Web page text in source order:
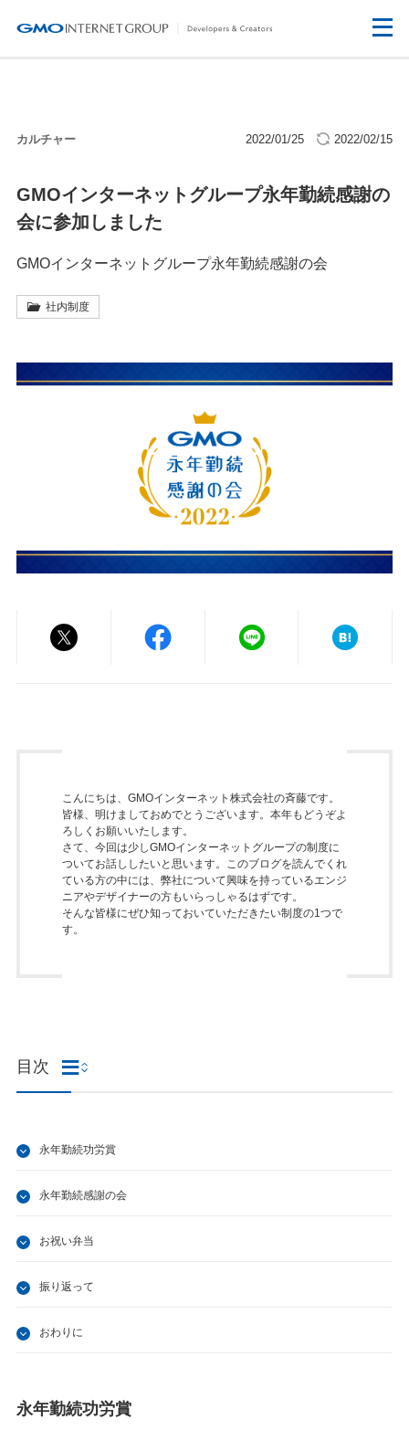
カルチャー 2022/01/25 2022/02/15
GMOインターネットグループ永年勤続感謝の
会に参加しました
GMOインターネットグループ永年勤続感謝の会
社内制度
こんにちは、GMOインターネット株式会社の斉藤です。
皆様、明けましておめでとうございます。本年もどうぞよ
ろしくお願いいたします。
さて、今回は少しGMOインターネットグループの制度に
ついてお話ししたいと思います。このブログを読んでくれ
ている方の中には、弊社について興味を持っているエンジ
ニアやデザイナーの方もいらっしゃるはずです。
そんな皆様にぜひ知っておいていただきたい制度の1つで
す。
目次
永年勤続功労賞
永年勤続感謝の会
お祝い弁当
振り返って
おわりに
永年勤続功労賞